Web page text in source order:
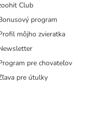
Club
program
môjho zvieratka
pre chovateľov
pre útulky